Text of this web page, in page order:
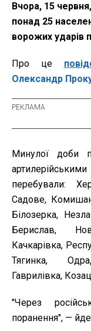
Вчора, 15
понад 25
ворожих ударів
Про це
Олександр
Минулої доби
перебували:
Садове,
Білозерка,
Берислав,
Качкарівка,
Тягинка,
Гаврилівка,
"Через
поранення", —